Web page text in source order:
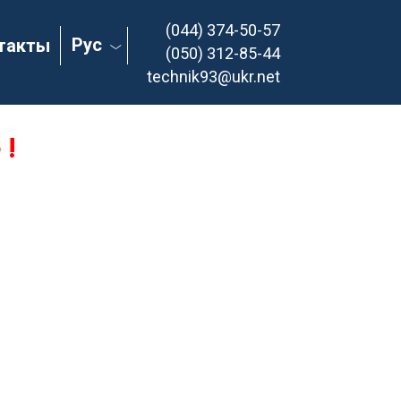
Рус
(044) 374-50-57
(050) 312-85-44
technik93@ukr.net